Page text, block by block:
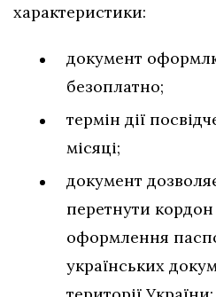
характеристики:
документ
безоплатно;
термін дії
місяці;
документ
перетнути
оформлення
українських